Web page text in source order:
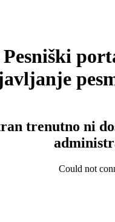
Pesniški
trenutno ni
Could not